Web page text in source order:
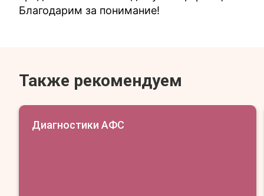
Благодарим за понимание!
Также рекомендуем
Диагностики АФС